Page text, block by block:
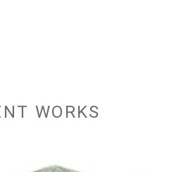
WORKS